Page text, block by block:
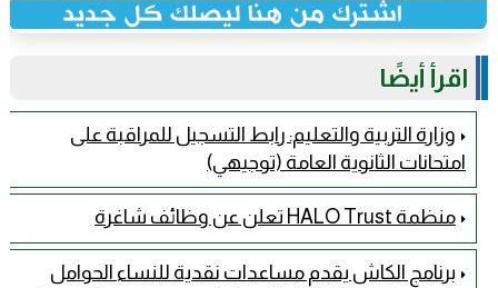
اقرأ أيضًا
وزارة التربية والتعليم: رابط التسجيل للمراقبة على
امتحانات الثانوية العامة (توجيهي)
منظمة HALO Trust تعلن عن وظائف شاغرة
برنامج الكاش يقدم مساعدات نقدية للنساء الحوامل